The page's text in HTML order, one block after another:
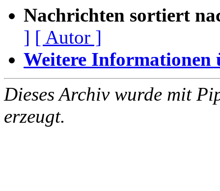
Nachrichten sortiert
] [ Autor ]
Weitere Informationen
Dieses Archiv wurde mit
erzeugt.